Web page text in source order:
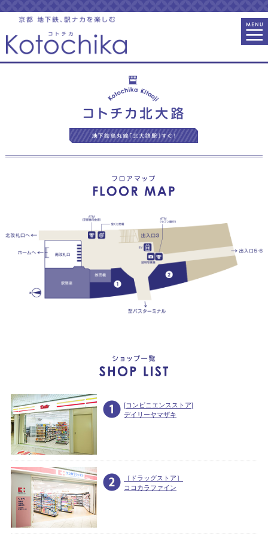
[コンビニエンスストア]
デイリーヤマザキ
［ドラッグストア］
ココカラファイン